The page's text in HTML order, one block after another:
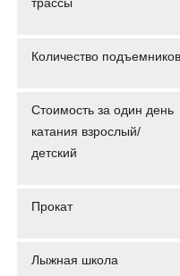
Количество подъемников
Стоимость за один день
катания взрослый/
детский
Прокат
Лыжная школа